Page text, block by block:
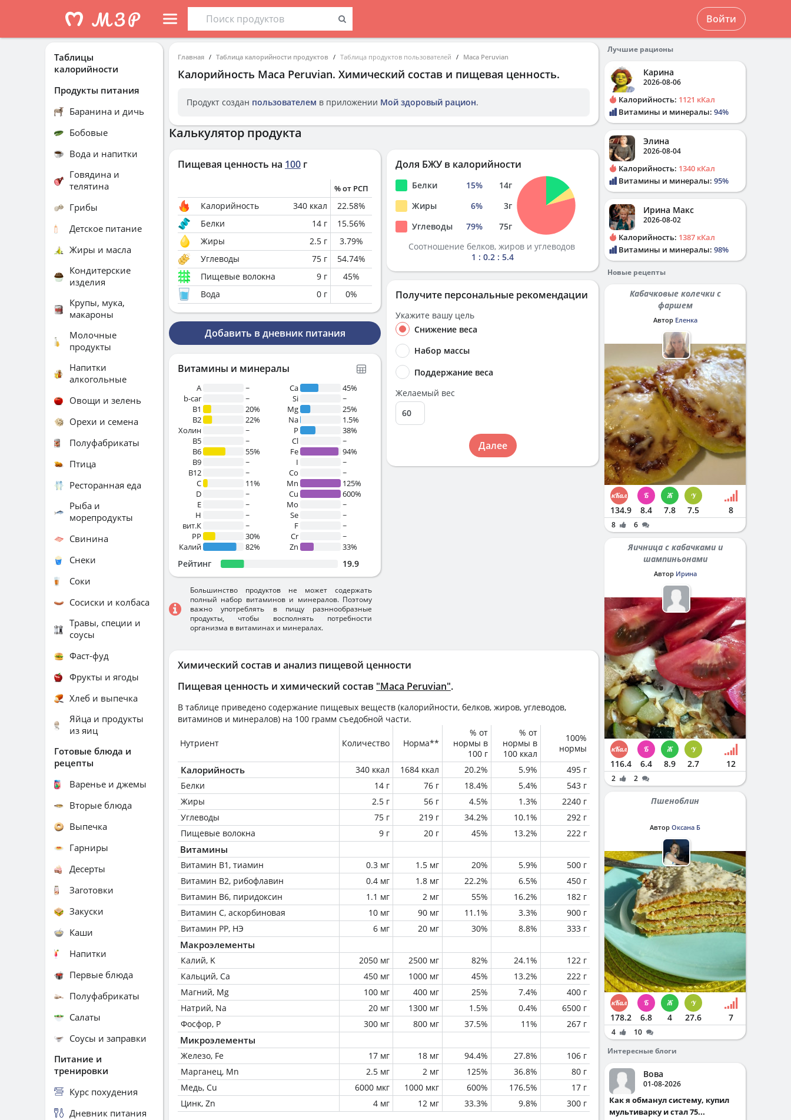
Войти
Главная Таблица калорийности продуктов Таблица продуктов пользователей Maca Peruvian
Калорийность Maca Peruvian. Химический состав и пищевая ценность.
Продукт создан пользователем в приложении Мой здоровый рацион.
Химический состав и анализ пищевой ценности
Пищевая ценность и химический состав "Maca Peruvian".
В таблице приведено содержание пищевых веществ (калорийности, белков, жиров, углеводов,
витаминов и минералов) на 100 грамм съедобной части.
Нутриент Количество Норма**
% от
нормы в
100 г
% от
нормы в
100 ккал
100%
нормы
Калорийность 340 ккал 1684 ккал 20.2% 5.9%
495 г
Белки
14 г 76 г 18.4% 5.4%
543 г
Жиры
2.5 г 56 г 4.5% 1.3%
2240 г
Углеводы
75 г 219 г 34.2% 10.1%
292 г
Пищевые волокна
9 г 20 г 45% 13.2% 222 г
Витамины
Витамин В1, тиамин 0.3 мг 1.5 мг 20% 5.9%
500 г
Витамин В2, рибофлавин
0.4 мг 1.8 мг 22.2% 6.5%
450 г
Витамин В6, пиридоксин
1.1 мг 2 мг 55% 16.2%
182 г
Витамин C, аскорбиновая
10 мг 90 мг 11.1% 3.3%
900 г
Витамин РР, НЭ
6 мг 20 мг 30% 8.8% 333 г
Макроэлементы
Калий, K 2050 мг 2500 мг 82% 24.1%
122 г
Кальций, Ca
450 мг 1000 мг 45% 13.2%
222 г
Магний, Mg
100 мг 400 мг 25% 7.4%
400 г
Натрий, Na
20 мг 1300 мг 1.5% 0.4%
6500 г
Фосфор, P
300 мг 800 мг 37.5% 11% 267 г
Микроэлементы
Железо, Fe 17 мг 18 мг 94.4% 27.8%
106 г
Марганец, Mn
2.5 мг 2 мг 125% 36.8%
80 г
Медь, Cu
6000 мкг 1000 мкг 600% 176.5%
17 г
Цинк, Zn
4 мг 12 мг 33.3% 9.8% 300 г
Калькулятор продукта
Пищевая ценность на 100 г
% от РСП
Калорийность 340 ккал 22.58%
Белки
14 г 15.56%
Жиры
2.5 г 3.79%
Углеводы
75 г 54.74%
Пищевые волокна
9 г 45%
Вода
0 г 0%
Добавить в дневник питания
Витамины и минералы
A
~
b-car
~
В1
20%
B2
22%
Холин
~
B5
~
B6
55%
B9
~
B12
~
C
11%
D
~
E
~
H
~
вит.К
~
PP
30%
Калий
82%
Ca
45%
Si
~
Mg
25%
Na
1.5%
P
38%
Cl
~
Fe
94%
I
~
Co
~
Mn
125%
Cu
600%
Mo
~
Se
~
F
~
Cr
~
Zn
33%
Рейтинг 19.9
Большинство продуктов не может содержать
полный набор витаминов и минералов. Поэтому
важно употреблять в пищу разннообразные
продукты, чтобы восполнять потребности
организма в витаминах и минералах.
Доля БЖУ в калорийности
Белки 15% 14г
Жиры
6% 3г
Углеводы
79% 75г
Соотношение белков, жиров и углеводов
1 : 0.2 : 5.4
Получите персональные рекомендации
Укажите вашу цель
Снижение веса
Набор массы
Поддержание веса
Желаемый вес
Далее
Таблицы
калорийности
Продукты питания
Баранина и дичь
Бобовые
Вода и напитки
Говядина и
телятина
Грибы
Детское питание
Жиры и масла
Кондитерские
изделия
Крупы, мука,
макароны
Молочные
продукты
Напитки
алкогольные
Овощи и зелень
Орехи и семена
Полуфабрикаты
Птица
Ресторанная еда
Рыба и
морепродукты
Свинина
Снеки
Соки
Сосиски и колбаса
Травы, специи и
соусы
Фаст-фуд
Фрукты и ягоды
Хлеб и выпечка
Яйца и продукты
из яиц
Готовые блюда и
рецепты
Варенье и джемы
Вторые блюда
Выпечка
Гарниры
Десерты
Заготовки
Закуски
Каши
Напитки
Первые блюда
Полуфабрикаты
Салаты
Соусы и заправки
Питание и
тренировки
Курс похудения
Дневник питания
Лучшие рационы
Карина
2026-08-06
Калорийность: 1121 кКал
Витамины и минералы: 94%
Элина
2026-08-04
Калорийность: 1340 кКал
Витамины и минералы: 95%
Ирина Макс
2026-08-02
Калорийность: 1387 кКал
Витамины и минералы: 98%
Новые рецепты
Кабачковые колечки с
фаршем
Автор Еленка
134.9 8.4 7.8 7.5 8
8 6
Яичница с кабачками и
шампиньонами
Автор Ирина
116.4 6.4 8.9 2.7 12
2 2
Пшеноблин
Автор Оксана Б
178.2 6.8 4 27.6 7
4
10
Интересные блоги
Вова
01-08-2026
Как я обманул систему, купил
мультиварку и стал 75...